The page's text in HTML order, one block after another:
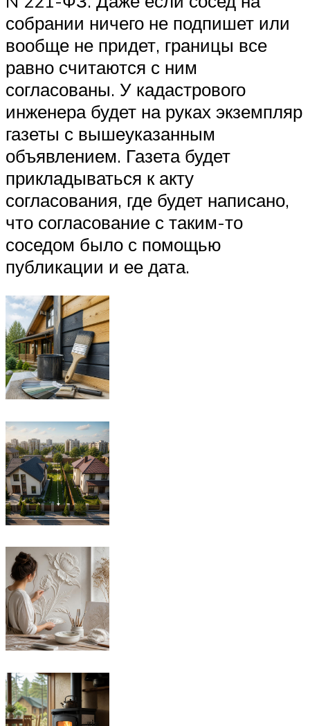
собрании ничего не подпишет или
вообще не придет, границы все
равно считаются с ним
согласованы. У кадастрового
инженера будет на руках экземпляр
газеты с вышеуказанным
объявлением. Газета будет
прикладываться к акту
согласования, где будет написано,
что согласование с таким-то
соседом было с помощью
публикации и ее дата.